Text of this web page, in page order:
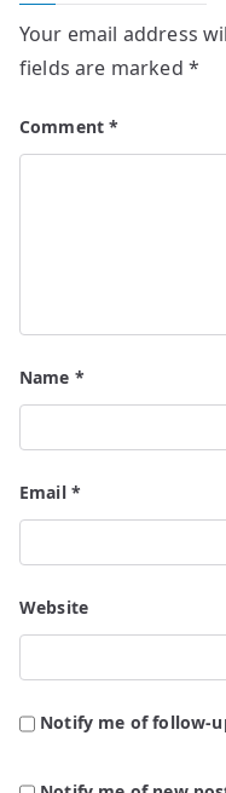
Your email address
fields are marked *
Comment*
Name *
Email *
Website
Notify me of follow-